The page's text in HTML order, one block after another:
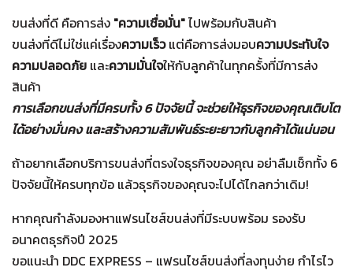
ขนส่งที่ดี คือการส่ง "ความเชื่อมั่น"ไปพร้อมกับสินค้า
ขนส่งที่ดีไม่ใช่แค่เรื่องความเร็วแต่คือการส่งมอบความประทับใจ
ความปลอดภัย และความมั่นใจให้กับลูกค้าในทุกครั้งที่มีการส่ง
สินค้า
การเลือกขนส่งที่มีครบทั้ง 6 ปัจจัยนี้ จะช่วยให้ธุรกิจของคุณเติบโต
ได้อย่างมั่นคง และสร้างความสัมพันธ์ระยะยาวกับลูกค้าได้แน่นอน
ถ้าอยากเลือกบริการขนส่งที่ตรงใจธุรกิจของคุณ อย่าลืมเช็กทั้ง 6
ปัจจัยนี้ให้ครบทุกข้อ แล้วธุรกิจของคุณจะไปได้ไกลกว่าเดิม!
หากคุณกำลังมองหาแฟรนไชส์ขนส่งที่มีระบบพร้อม รองรับ
อนาคตธุรกิจปี 2025
ขอแนะนำ DDC EXPRESS – แฟรนไชส์ขนส่งที่ลงทุนง่าย กำไรไว